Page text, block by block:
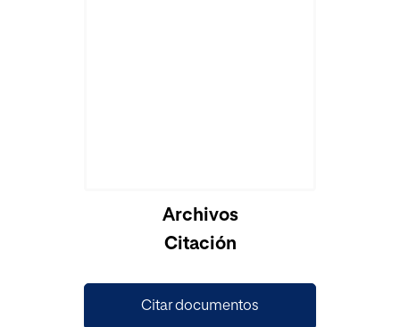
Archivos
Citación
Citar documentos